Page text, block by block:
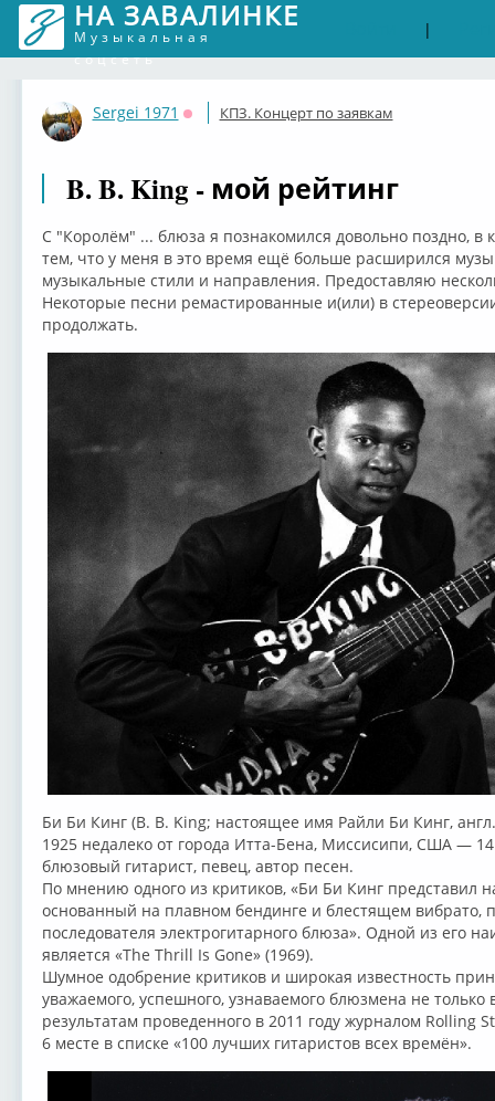
НА ЗАВАЛИНКЕ
Музыкальная
соцсеть
|
Sergei 1971
Оффлайн
КПЗ. Концерт по заявкам
B. B. King - мой рейтинг
С "Королём" ... блюза я познакомился довольно поздно, в
тем, что у меня в это время ещё больше расширился
музыкальные стили и направления. Предоставляю
Некоторые песни ремастированные и(или) в
продолжать.
Би Би Кинг (B. B. King; настоящее имя Райли Би Кинг,
1925 недалеко от города Итта-Бена, Миссисипи, США —
блюзовый гитарист, певец, автор песен.
По мнению одного из критиков, «Би Би Кинг представил
основанный на плавном бендинге и блестящем вибрато,
последователя электрогитарного блюза». Одной из его
является «The Thrill Is Gone» (1969).
Шумное одобрение критиков и широкая известность
уважаемого, успешного, узнаваемого блюзмена не
результатам проведенного в 2011 году журналом Rolling
6 месте в списке «100 лучших гитаристов всех времён».